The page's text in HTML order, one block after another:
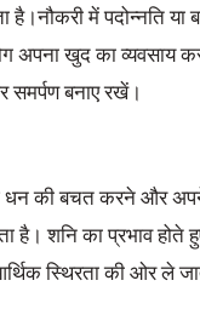
है।नौकरी में पदोन्नति
अपना खुद का व्यवसाय
समर्पण बनाए रखें।
धन की बचत करने और
है। शनि का प्रभाव
स्थिरता की ओर ले